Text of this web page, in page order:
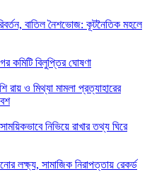
বাতিল নৈশভোজ: কূটনৈতিক মহলে
কমিটি বিলুপ্তির ঘোষণা
রায় ও মিথ্যা মামলা প্রত্যাহারের
নিভিয়ে রাখার তথ্য ঘিরে
লক্ষ্য, সামাজিক নিরাপত্তায় রেকর্ড